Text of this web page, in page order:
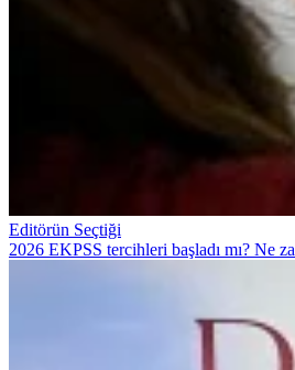
Editörün Seçtiği
2026 EKPSS tercihleri başladı mı? Ne